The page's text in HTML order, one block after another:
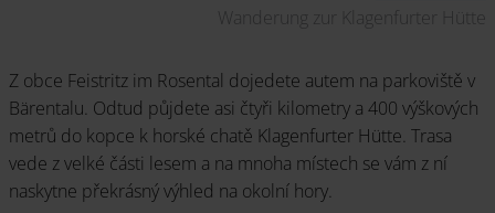
Wanderung zur Klagenfurter Hütte
Z obce Feistritz im Rosental dojedete autem na parkoviště v
Bärentalu. Odtud půjdete asi čtyři kilometry a 400 výškových
metrů do kopce k horské chatě Klagenfurter Hütte. Trasa
vede z velké části lesem a na mnoha místech se vám z ní
naskytne překrásný výhled na okolní hory.